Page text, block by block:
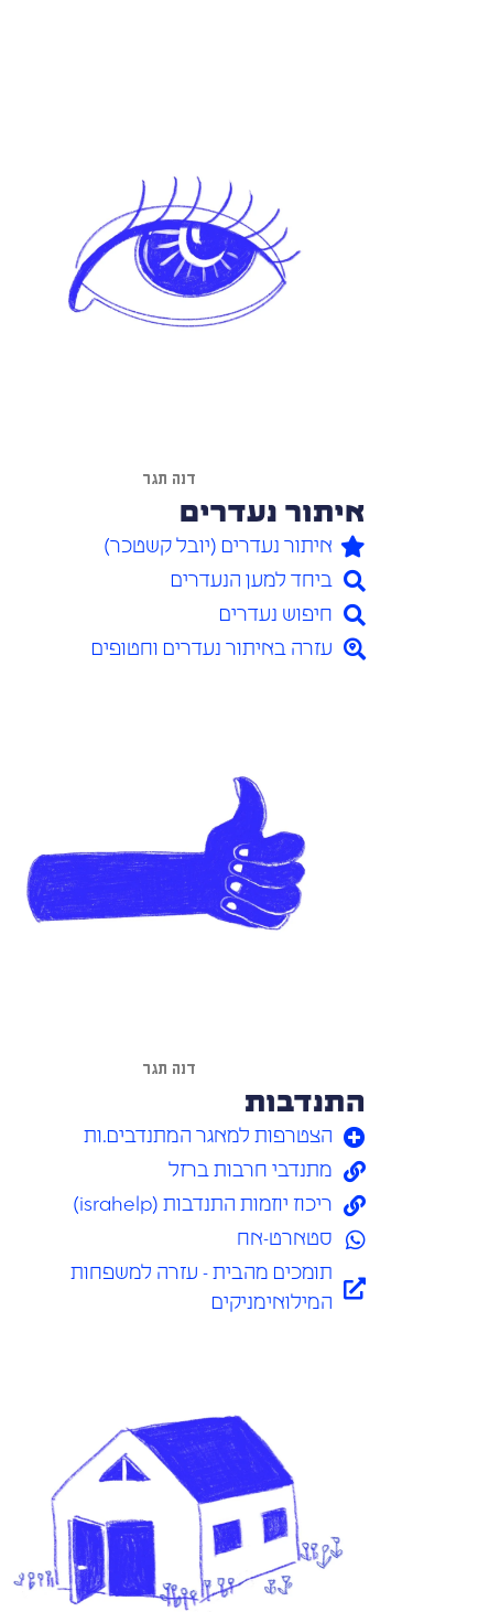
דנה תגר
איתור נעדרים
איתור נעדרים (יובל קשטכר)
ביחד למען הנעדרים
חיפוש נעדרים
עזרה באיתור נעדרים וחטופים
דנה תגר
התנדבות
הצטרפות למאגר המתנדבים.ות
מתנדבי חרבות ברזל
ריכוז יוזמות התנדבות (israhelp)
סטארט-אח
תומכים מהבית - עזרה למשפחות
המילואימניקים